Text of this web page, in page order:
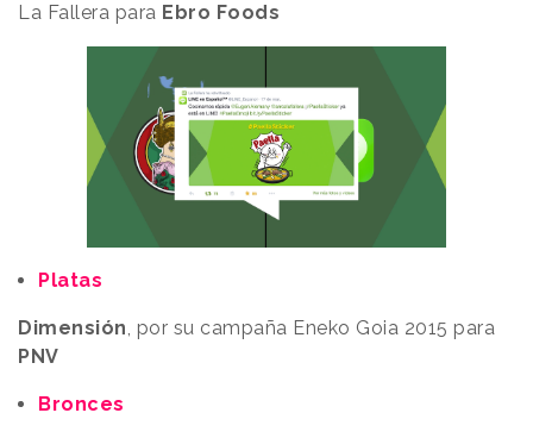
La Fallera para Ebro Foods
Platas
Dimensión , por su campaña Eneko Goia 2015 para
PNV
Bronces